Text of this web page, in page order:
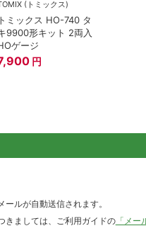
(トミックス)
トミックス HO-740 タ
9900形キット 2両入
ゲージ
円
ルが自動送信されます。
きましては、ご利用ガイドの「メー